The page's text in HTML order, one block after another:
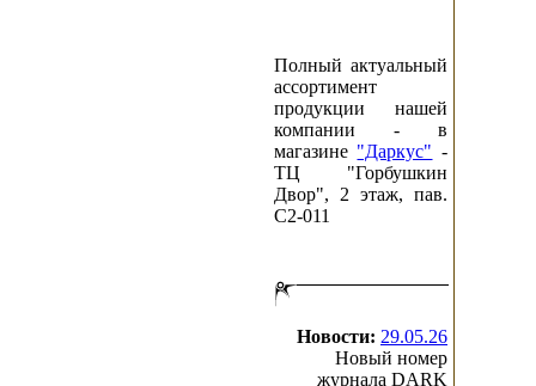
Полный актуальный
ассортимент
продукции нашей
компании - в
магазине "Даркус" -
ТЦ "Горбушкин
Двор", 2 этаж, пав.
C2-011
Новости: 29.05.26
Новый номер
журнала DARK